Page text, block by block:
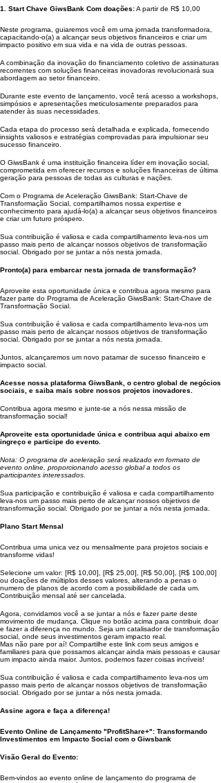
1. Start Chave GiwsBank Com doações:A partir de R$ 10,00
Neste programa, guiaremos você em uma jornada transformadora,
capacitando-o(a) a alcançar seus objetivos financeiros e criar um
impacto positivo em sua vida e na vida de outras pessoas.
A combinação da inovação do financiamento coletivo de assinaturas
recorrentes com soluções financeiras inovadoras revolucionará sua
abordagem ao setor financeiro.
Durante este evento de lançamento, você terá acesso a workshops,
simpósios e apresentações meticulosamente preparados para
atender às suas necessidades.
Cada etapa do processo será detalhada e explicada, fornecendo
insights valiosos e estratégias comprovadas para impulsionar seu
sucesso financeiro.
O GiwsBank é uma instituição financeira líder em inovação social,
comprometida em oferecer recursos e soluções financeiras de última
geração para pessoas de todas as culturas e nações.
Com o Programa de Aceleração GiwsBank: Start-Chave de
Transformação Social, compartilhamos nossa expertise e
conhecimento para ajudá-lo(a) a alcançar seus objetivos financeiros
e criar um futuro próspero.
Sua contribuição é valiosa e cada compartilhamento leva-nos um
passo mais perto de alcançar nossos objetivos de transformação
social. Obrigado por se juntar a nós nesta jornada.
Pronto(a) para embarcar nesta jornada de transformação?
Aproveite esta oportunidade única e contribua agora mesmo para
fazer parte do Programa de Aceleração GiwsBank: Start-Chave de
Transformação Social.
Sua contribuição é valiosa e cada compartilhamento leva-nos um
passo mais perto de alcançar nossos objetivos de transformação
social. Obrigado por se juntar a nós nesta jornada.
Juntos, alcançaremos um novo patamar de sucesso financeiro e
impacto social.
Acesse nossa plataforma GiwsBank, o centro global de negócios
sociais, e saiba mais sobre nossos projetos inovadores.
Contribua agora mesmo e junte-se a nós nessa missão de
transformação social!
Aproveite esta oportunidade única e contribua aqui abaixo em
ingreço e participe do evento.
Nota: O programa de aceleração será realizado em formato de
evento online, proporcionando acesso global a todos os
participantes interessados.
Sua participação e contribuição é valiosa e cada compartilhamento
leva-nos um passo mais perto de alcançar nossos objetivos de
transformação social. Obrigado por se juntar a nós nesta jornada.
Plano Start Mensal
Contribua uma unica vez ou mensalmente para projetos sociais e
transforme vidas!
Selecione um valor: [R$ 10,00], [R$ 25,00], [R$ 50,00], [R$ 100,00]
ou doações de múltiplos desses valores, alterando a penas o
numero de planos de acordo com a possibilidade de cada um.
Contribuição mensal até ser cancelada.
Agora, convidamos você a se juntar a nós e fazer parte deste
movimento de mudança. Clique no botão acima para contribuir, doar
e fazer a diferença no mundo. Seja um catalisador de transformação
social, onde seus investimentos geram impacto real.
Mas não pare por aí! Compartilhe este link com seus amigos e
familiares para que possamos alcançar ainda mais pessoas e causar
um impacto ainda maior. Juntos, podemos fazer coisas incríveis!
Sua contribuição é valiosa e cada compartilhamento leva-nos um
passo mais perto de alcançar nossos objetivos de transformação
social. Obrigado por se juntar a nós nesta jornada.
Assine agora e faça a diferença!
Evento Online de Lançamento "ProfitShare+": Transformando
Investimentos em Impacto Social com o Giwsbank
Visão Geral do Evento:
Bem-vindos ao evento online de lançamento do programa de